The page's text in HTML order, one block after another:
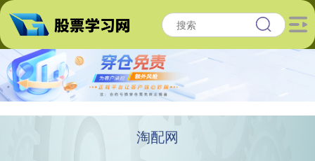
淘配网